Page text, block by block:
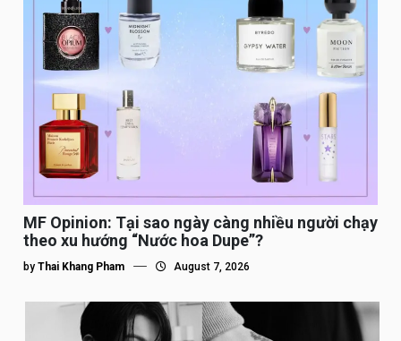
MF Opinion: Tại sao ngày càng nhiều người chạy
theo xu hướng “Nước hoa Dupe”?
by Thai Khang Pham August 7, 2026